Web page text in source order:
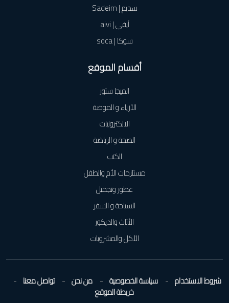
سديم | Sadeim
آيفي | aivi
سوكا | soca
أقسام الموقع
الميجا ستور
الأزياء و الموضة
الالكترونيات
الصحة و الرياضة
الكتب
مستلزمات الأم والطفل
عطور وتجميل
السياحة و السفر
الأثاث والديكور
الأكل والمشروبات
شروط الاستخدام سياسة الخصوصية من نحن تواصل معنا
خريطة الموقع